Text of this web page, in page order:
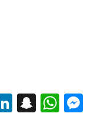
LinkedIn
Snapchat